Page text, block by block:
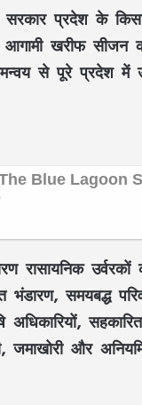
सरकार प्रदेश के
खरीफ सीजन
से पूरे प्रदेश में
रासायनिक
भंडारण, समयबद्ध
जमाखोरी और